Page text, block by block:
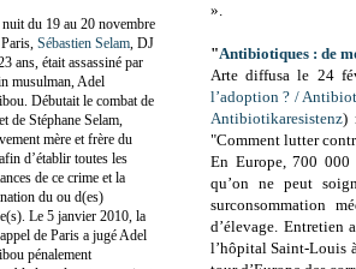
».
"Antibiotiques : de
Arte diffusa le 24
l’adoption ? /
Antibiotikaresistenz)
"Comment lutter
En Europe, 700 000
qu’on ne peut
surconsommation
d’élevage. Entretien
l’hôpital Saint-Louis
du 19 au 20 novembre
Sébastien Selam , DJ
ans, était assassiné par
musulman, Adel
Débutait le combat de
de Stéphane Selam,
mère et frère du
d’établir toutes les
de ce crime et la
du ou d(es)
Le 5 janvier 2010, la
de Paris a jugé Adel
pénalement